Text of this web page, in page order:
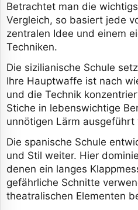
Betrachtet man die
Vergleich, so basiert jede
zentralen Idee und einem
Techniken.
Die sizilianische Schule
Ihre Hauptwaffe ist nach
und die Technik
Stiche in lebenswichtige
unnötigen Lärm ausgeführt
Die spanische Schule
und Stil weiter. Hier
denen ein langes
gefährliche Schnitte
theatralischen Elementen